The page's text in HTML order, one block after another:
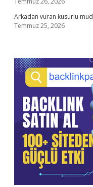
Arkadan vuran kusurlu
Temmuz 25, 2026